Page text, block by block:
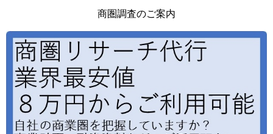
商圏調査のご案内